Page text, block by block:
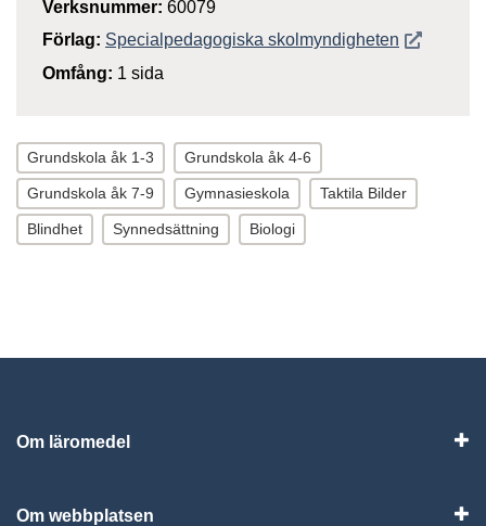
Verksnummer: 60079
Förlag: Specialpedagogiska skolmyndigheten Öppnas i
Omfång: 1 sida
Grundskola åk 1-3 Grundskola åk 4-6
Grundskola åk 7-9 Gymnasieskola Taktila Bilder
Blindhet Synnedsättning Biologi
Om läromedel
Om webbplatsen